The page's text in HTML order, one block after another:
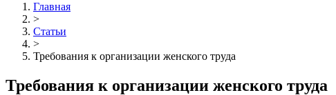
Главная
>
Статьи
>
Требования к организации женского труда
Требования к организации женского труда